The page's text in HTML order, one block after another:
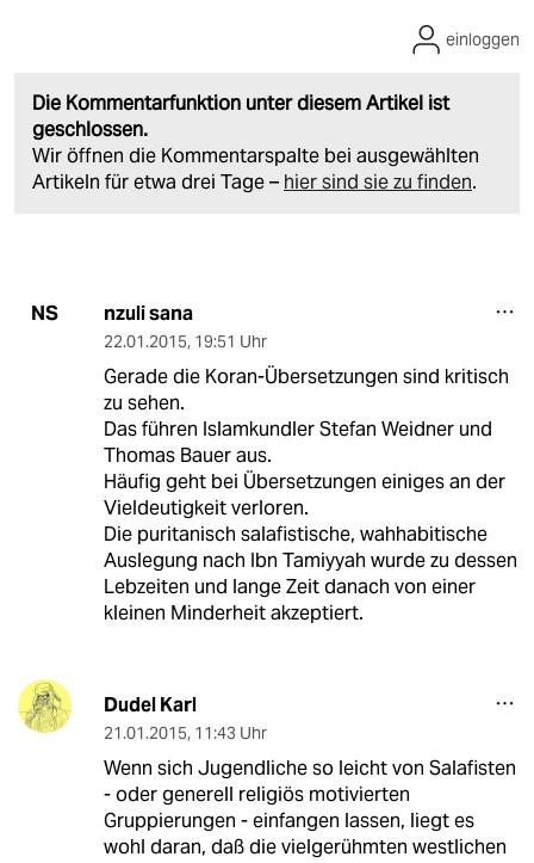
Die Kommentarfunktion unter diesem Artikel ist
geschlossen.
Wir öffnen die Kommentarspalte bei ausgewählten
Artikeln für etwa drei Tage – hier sind sie zu finden.
einloggen
NS nzuli sana
22.01.2015, 19:51 Uhr
Gerade die Koran-Übersetzungen sind kritisch
zu sehen.
Das führen Islamkundler Stefan Weidner und
Thomas Bauer aus.
Häufig geht bei Übersetzungen einiges an der
Vieldeutigkeit verloren.
Die puritanisch salafistische, wahhabitische
Auslegung nach Ibn Tamiyyah wurde zu dessen
Lebzeiten und lange Zeit danach von einer
kleinen Minderheit akzeptiert.
Dudel Karl
21.01.2015, 11:43 Uhr
Wenn sich Jugendliche so leicht von Salafisten
- oder generell religiös motivierten
Gruppierungen - einfangen lassen, liegt es
wohl daran, daß die vielgerühmten westlichen